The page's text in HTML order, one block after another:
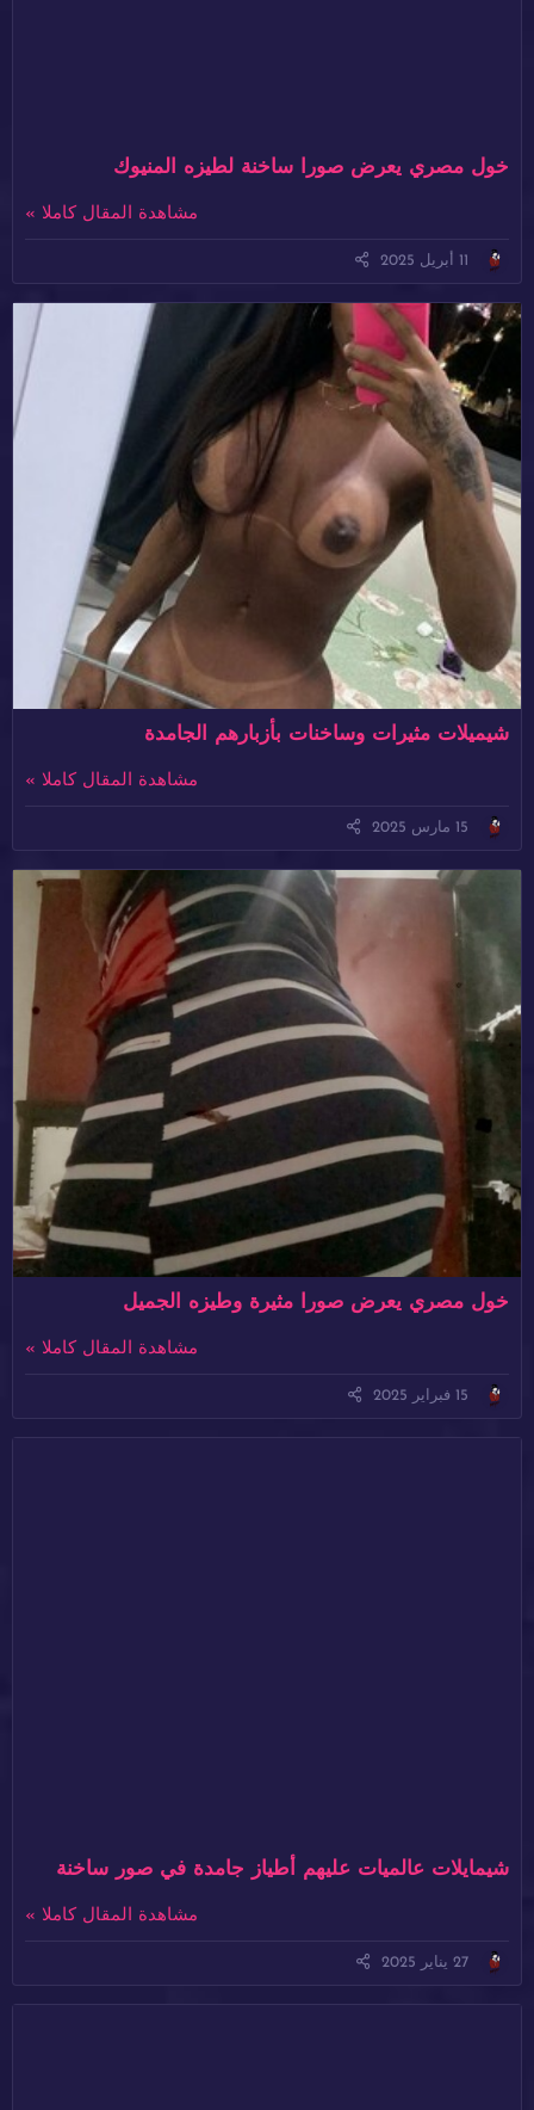
خول مصري يعرض صورا ساخنة لطيزه المنيوك
مشاهدة المقال كاملا »
11 أبريل 2025
شيميلات مثيرات وساخنات بأزبارهم الجامدة
مشاهدة المقال كاملا »
15 مارس 2025
خول مصري يعرض صورا مثيرة وطيزه الجميل
مشاهدة المقال كاملا »
15 فبراير 2025
شيمايلات عالميات عليهم أطياز جامدة في صور ساخنة
مشاهدة المقال كاملا »
27 يناير 2025